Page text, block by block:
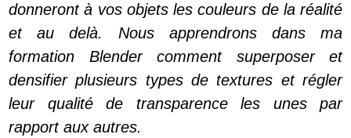
donneront à vos objets les couleurs de la réalité
et au delà. Nous apprendrons dans ma
formation Blender comment superposer et
densifier plusieurs types de textures et régler
leur qualité de transparence les unes par
rapport aux autres.